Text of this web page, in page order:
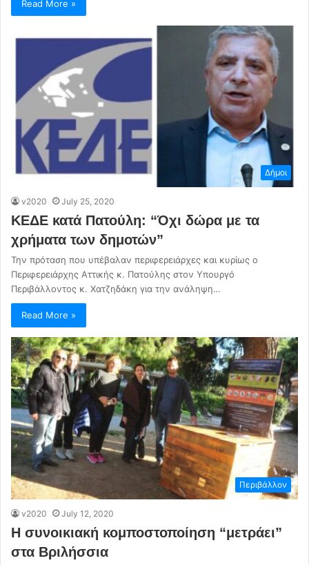
Read More »
Δήμοι
v2020 July 25, 2020
ΚΕΔΕ κατά Πατούλη: “Όχι δώρα με τα
χρήματα των δημοτών”
Την πρόταση που υπέβαλαν περιφερειάρχες και κυρίως ο
Περιφερειάρχης Αττικής κ. Πατούλης στον Υπουργό
Περιβάλλοντος κ. Χατζηδάκη για την ανάληψη…
Read More »
Περιβάλλον
v2020 July 12, 2020
Η συνοικιακή κομποστοποίηση “μετράει”
στα Βριλήσσια